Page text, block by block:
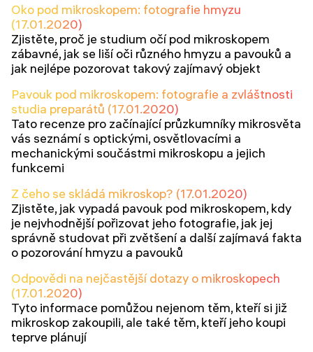
Oko pod mikroskopem: fotografie hmyzu
(17.01.2020)
Zjistěte, proč je studium očí pod mikroskopem
zábavné, jak se liší oči různého hmyzu a pavouků a
jak nejlépe pozorovat takový zajímavý objekt
Pavouk pod mikroskopem: fotografie a zvláštnosti
studia preparátů (17.01.2020)
Tato recenze pro začínající průzkumníky mikrosvěta
vás seznámí s optickými, osvětlovacími a
mechanickými součástmi mikroskopu a jejich
funkcemi
Z čeho se skládá mikroskop? (17.01.2020)
Zjistěte, jak vypadá pavouk pod mikroskopem, kdy
je nejvhodnější pořizovat jeho fotografie, jak jej
správně studovat při zvětšení a další zajímavá fakta
o pozorování hmyzu a pavouků
Odpovědi na nejčastější dotazy o mikroskopech
(17.01.2020)
Tyto informace pomůžou nejenom těm, kteří si již
mikroskop zakoupili, ale také těm, kteří jeho koupi
teprve plánují